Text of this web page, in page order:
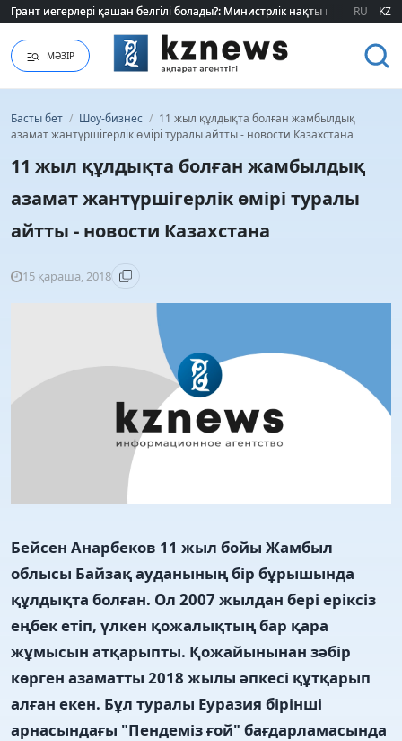
Грант иегерлері қашан белгілі болады?: Министрлік нақты мерзімді
Грант иегерлері қашан белгілі болады?: Министрлік нақты мерзімді
RU KZ
МӘЗІР
Басты бет / Шоу-бизнес / 11 жыл құлдықта болған жамбылдық
азамат жантүршігерлік өмірі туралы айтты - новости Казахстана
11 жыл құлдықта болған жамбылдық
азамат жантүршігерлік өмірі туралы
айтты - новости Казахстана
15 қараша, 2018
Бейсен Анарбеков 11 жыл бойы Жамбыл
облысы Байзақ ауданының бір бұрышында
құлдықта болған. Ол 2007 жылдан бері еріксіз
еңбек етіп, үлкен қожалықтың бар қара
жұмысын атқарыпты. Қожайынынан зәбір
көрген азаматты 2018 жылы әпкесі құтқарып
алған екен. Бұл туралы Еуразия бірінші
арнасындағы "Пендеміз ғой" бағдарламасында